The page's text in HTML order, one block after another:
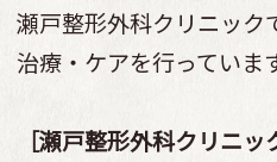
瀬戸整形外科クリニック
治療・ケアを行っていま
［瀬戸整形外科クリニ